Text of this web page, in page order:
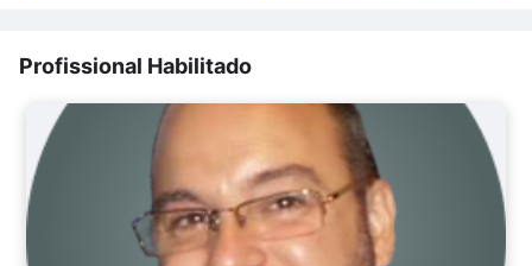
Profissional Habilitado